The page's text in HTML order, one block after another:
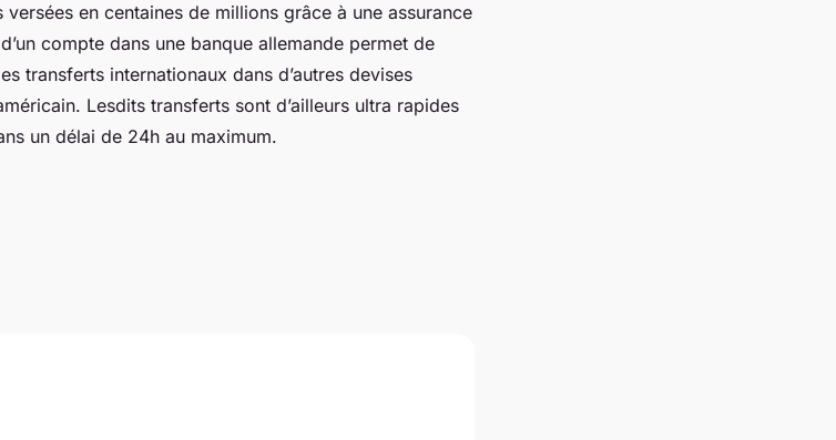
en centaines de millions grâce à une assurance
compte dans une banque allemande permet de
transferts internationaux dans d’autres devises
Lesdits transferts sont d’ailleurs ultra rapides
un délai de 24h au maximum.